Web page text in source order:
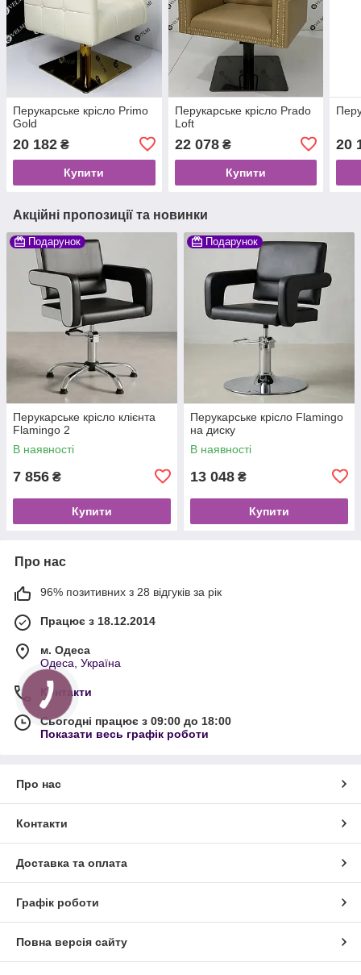
Перукарське крісло Primo
Gold
20 182 ₴
Купити
Перукарське крісло Prado
Loft
22 078₴
Купити
20
Акційні пропозиції та новинки
Подарунок
Перукарське крісло клієнта
Flamingo 2
В наявності
7 856 ₴
Купити
Подарунок
Перукарське крісло Flamingo
на диску
В наявності
13 048 ₴
Купити
Про нас
96% позитивних з 28 відгуків за рік
Працює з 18.12.2014
м. Одеса
Одеса, Україна
Контакти
Сьогодні працює з 09:00 до 18:00
Показати весь графік роботи
Про нас
Контакти
Доставка та оплата
Графік роботи
Повна версія сайту